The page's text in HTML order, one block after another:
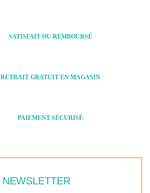
NEWSLETTER
SATISFAIT OU REMBOURSÉ
RETRAIT GRATUIT EN MAGASIN
PAIEMENT SÉCURISÉ